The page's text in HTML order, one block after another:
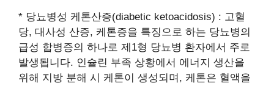
* 당뇨병성 케톤산증(diabetic ketoacidosis) : 고혈
당, 대사성 산증, 케톤증을 특징으로 하는 당뇨병의
급성 합병증의 하나로 제1형 당뇨병 환자에서 주로
발생됩니다. 인슐린 부족 상황에서 에너지 생산을
위해 지방 분해 시 케톤이 생성되며, 케톤은 혈액을